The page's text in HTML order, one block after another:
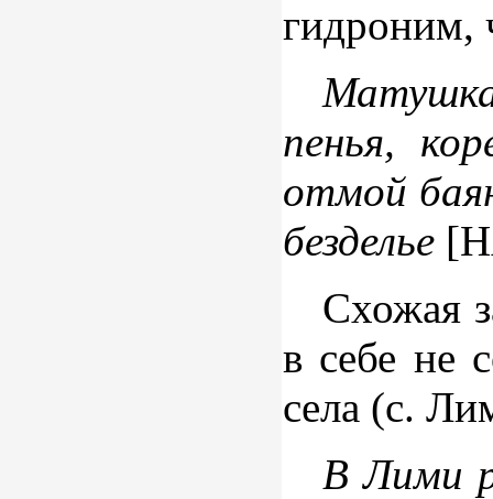
гидроним,
пенья,
отмой
безделье
Схожая
в себе не
села (с.
В Лими